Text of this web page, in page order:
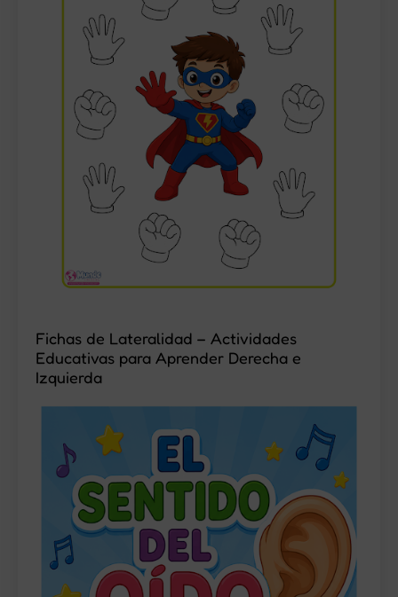
Fichas de Lateralidad – Actividades
Educativas para Aprender Derecha e
Izquierda